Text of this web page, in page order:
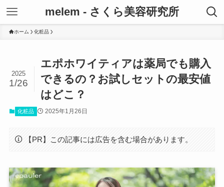
melem - さくら美容研究所
ホーム 化粧品
エポホワイティアは薬局でも購入
できるの？お試しセットの最安値
はどこ？
2025
1/26
化粧品 2025年1月26日
【PR】この記事には広告を含む場合があります。